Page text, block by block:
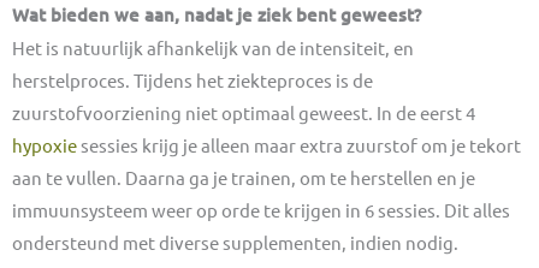
Wat bieden we aan, nadat je ziek bent geweest?
Het is natuurlijk afhankelijk van de intensiteit, en
herstelproces. Tijdens het ziekteproces is de
zuurstofvoorziening niet optimaal geweest. In de eerst 4
hypoxie sessies krijg je alleen maar extra zuurstof om je tekort
aan te vullen. Daarna ga je trainen, om te herstellen en je
immuunsysteem weer op orde te krijgen in 6 sessies. Dit alles
ondersteund met diverse supplementen, indien nodig.